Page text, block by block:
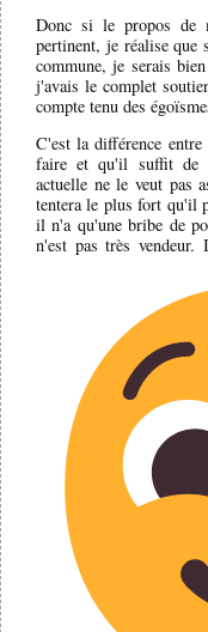
Donc si le propos de
pertinent, je réalise que
commune, je serais
j'avais le complet
compte tenu des
C'est la différence
faire et qu'il suffit de
actuelle ne le veut pas
tentera le plus fort qu'il
il n'a qu'une bribe de
n'est pas très